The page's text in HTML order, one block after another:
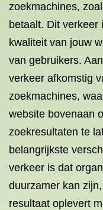
zoekmachines,
betaalt. Dit verkeer
kwaliteit van jouw
van gebruikers.
verkeer afkomstig
zoekmachines,
website bovenaan
zoekresultaten te
belangrijkste
verkeer is dat
duurzamer kan
resultaat oplevert